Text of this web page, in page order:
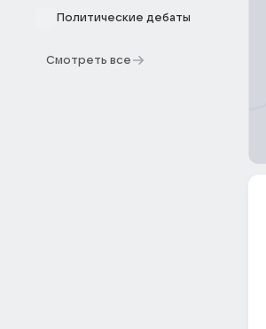
Политические дебаты
Смотреть все